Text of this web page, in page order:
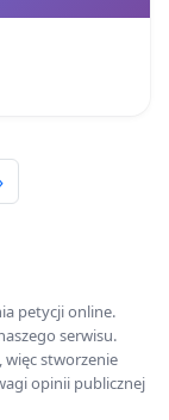
petycji online.
serwisu.
więc stworzenie
opinii publicznej